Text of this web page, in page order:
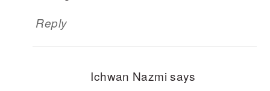
Reply
Ichwan Nazmi says